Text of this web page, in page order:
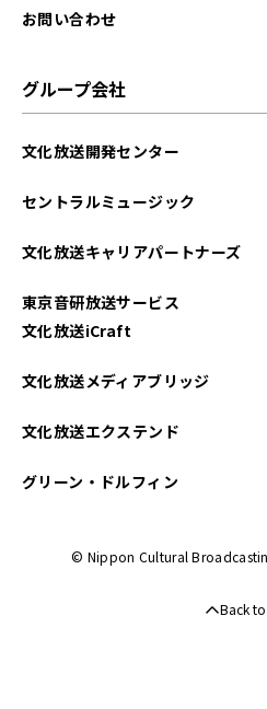
2025年06月
2025年01月
2024年12月
2024年11月
お問い合わせ
グループ会社
文化放送開発センター
セントラルミュージック
文化放送キャリアパートナーズ
東京音研放送サービス
文化放送iCraft
文化放送メディアブリッジ
文化放送エクステンド
グリーン・ドルフィン
© Nippon Cultural
Back